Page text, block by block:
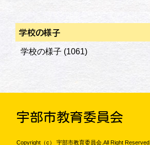
学校の様子
学校の様子 (1061)
宇部市教育委員会
Copyright（c） 宇部市教育委員会.All Right Reserved.